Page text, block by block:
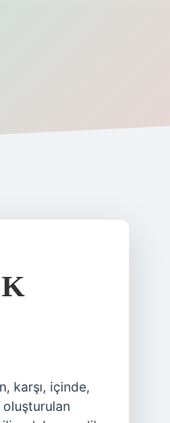
karşı, içinde,